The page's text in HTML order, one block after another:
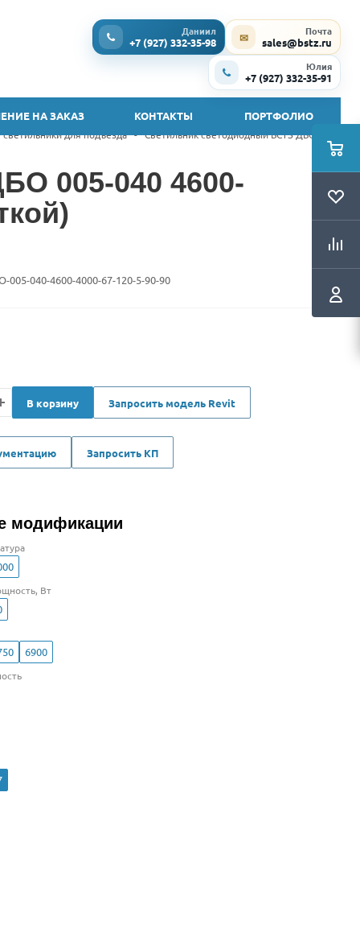
Даниил
+7 (927) 332-35-98 ✉ Почта
sales@bstz.ru
Юлия
+7 (927) 332-35-91
НА ЗАКАЗ КОНТАКТЫ ПОРТФОЛИО
для подъезда - Светильник светодиодный БСТЗ ДБО 005-
005-040 4600-
005-040-4600-4000-67-120-5-90-90
В корзину Запросить модель Revit
Запросить КП
модификации
Вт
6900